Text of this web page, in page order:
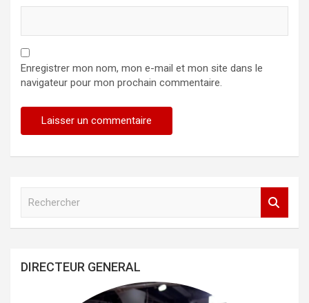
Enregistrer mon nom, mon e-mail et mon site dans le
navigateur pour mon prochain commentaire.
rDIRECTEUR GENERAL